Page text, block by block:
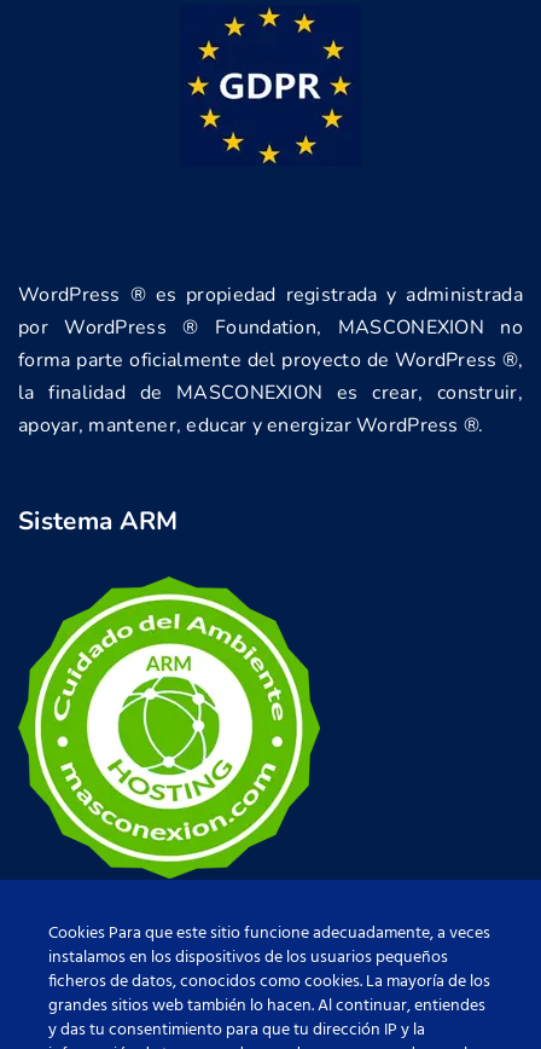
WordPress ® es propiedad registrada y administrada
por WordPress ® Foundation, MASCONEXION no
forma parte oficialmente del proyecto de WordPress ®,
la finalidad de MASCONEXION es crear, construir,
apoyar, mantener, educar y energizar WordPress ®.
Sistema ARM
Cookies Para que este sitio funcione adecuadamente, a veces
instalamos en los dispositivos de los usuarios pequeños
ficheros de datos, conocidos como cookies. La mayoría de los
grandes sitios web también lo hacen. Al continuar, entiendes
y das tu consentimiento para que tu dirección IP y la